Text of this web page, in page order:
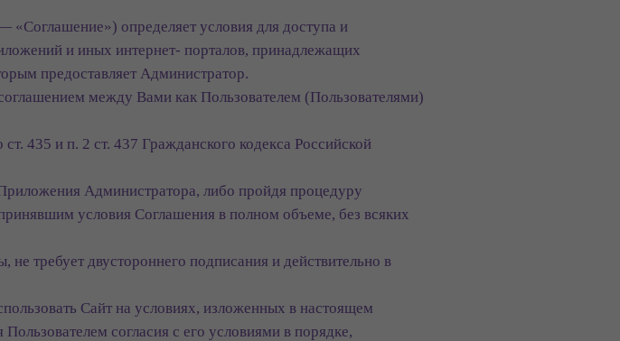
«Соглашение») определяет условия для доступа и
и иных интернет- порталов, принадлежащих
предоставляет Администратор.
между Вами как Пользователем (Пользователями)
435 и п. 2 ст. 437 Гражданского кодекса Российской
Администратора, либо пройдя процедуру
условия Соглашения в полном объеме, без всяких
требует двустороннего подписания и действительно в
Сайт на условиях, изложенных в настоящем
согласия с его условиями в порядке,